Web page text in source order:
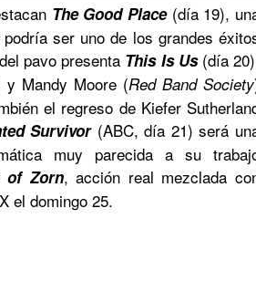
The Good Place(día 19),
ser uno de los grandes
pavo presenta This Is Us(día
y Mandy Moore (Red Band Society
el regreso de Kiefer
Survivor(ABC, día 21) será
muy parecida a su
of Zorn, acción real mezclada
el domingo 25.